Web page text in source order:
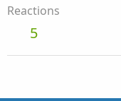
Reactions
5